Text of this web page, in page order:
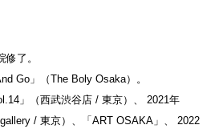
了。
Go」（The Boly Osaka）。
」（西武渋谷店 / 東京）、 2021年
/ 東京）、「ART OSAKA」、 2022